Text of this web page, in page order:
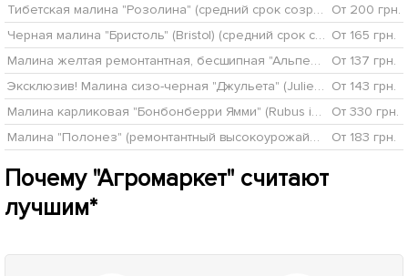
Тибетская малина "Розолина" (средний срок созревания, дает очень крупные вкусные плоды)
От 200 грн.
Черная малина "Бристоль" (Bristol) (средний срок созревания) От 165 грн.
Малина желтая ремонтантная, бесшипная "Альпен Голд" (среднеранний срок созревания, крупноплодный сорт)
От 137 грн.
Эксклюзив! Малина сизо-черная "Джульета" (Juliet) (премиальный высокоурожайный сорт, среднего срока созревания) От 143 грн.
Малина карликовая "Бонбонберри Ямми" (Rubus idaeus BonBonBerry "Yummy") Нидерланды, вазон П12
От 330 грн.
Малина "Полонез" (ремонтантный высокоурожайный и зимостойкий сорт)
От 183 грн.
Почему "Агромаркет" считают
лучшим*